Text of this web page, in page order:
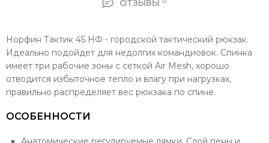
ОТЗЫВЫ
Норфин Тактик 45 НФ - городской тактический рюкзак.
Идеально подойдет для недолгих командиовок. Спинка
имеет три рабочие зоны с сеткой Air Mesh, хорошо
отводится избыточное тепло и влагу при нагрузках,
правильно распределяет вес рюкзака по спине.
ОСОБЕННОСТИ